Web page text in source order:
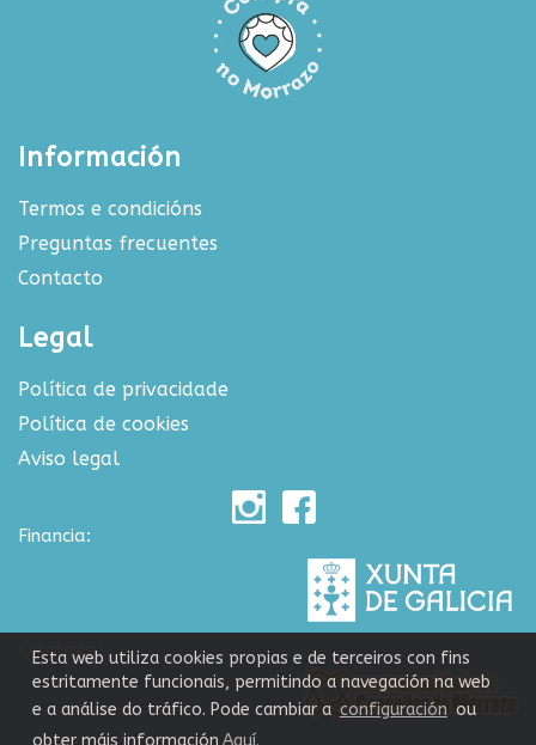
Información
Termos e condicións
Preguntas frecuentes
Contacto
Legal
Política de privacidade
Política de cookies
Aviso legal
Financia:
Colabora:
Esta web utiliza cookies propias e de terceiros con fins
estritamente funcionais, permitindo a navegación na web
e a análise do tráfico. Pode cambiar a configuración ou
obter máis información Aquí.